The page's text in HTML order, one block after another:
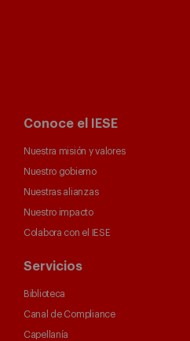
Conoce el IESE
Nuestra misión y valores
Nuestro gobierno
Nuestras alianzas
Nuestro impacto
Colabora con el IESE
Servicios
Biblioteca
Canal de Compliance
Capellanía